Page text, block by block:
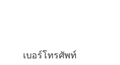
เบอร์โทรศัพท์